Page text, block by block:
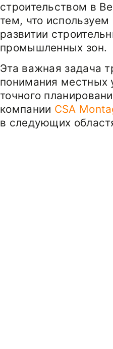
строительством в
тем, что
развитии
промышленных зон.
Эта важная задача
понимания местных
точного
компании CSA
в следующих